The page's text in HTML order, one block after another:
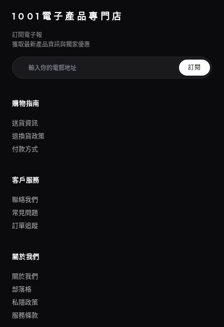
1001電子產品專門店
訂閱電子報
獲取最新產品資訊與獨家優惠
訂閱
購物指南
送貨資訊
退換貨政策
付款方式
客戶服務
聯絡我們
常見問題
訂單追蹤
關於我們
關於我們
部落格
私隱政策
服務條款